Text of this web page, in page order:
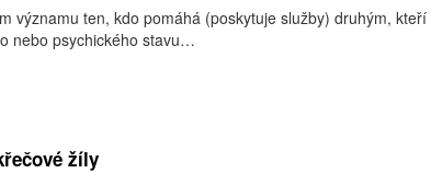
významu ten, kdo pomáhá (poskytuje služby) druhým, kteří
nebo psychického stavu…
žíly